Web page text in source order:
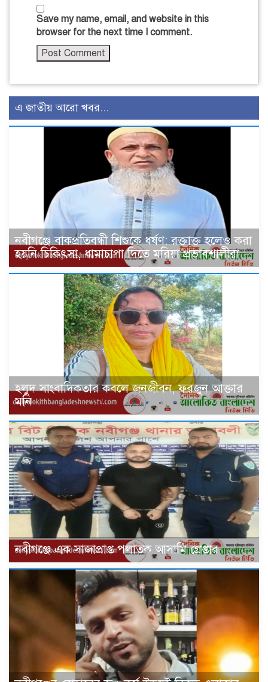
Save my name, email, and website in this
browser for the next time I comment.
এ জাতীয় আরো খবর...
নবীগঞ্জে বাকপ্রতিবন্ধী শিশুকে ধর্ষণ: রক্তাক্ত হলেও করা
হয়নি চিকিৎসা, ধামাচাপা দিতে মরিয়া প্রভাবশালীরা
হলুদ সাংবাদিকতার কবলে জনজীবন, ফরজুন আক্তার
মনি
‎নবীগঞ্জে এক সাজাপ্রাপ্ত পলাতক আসামি গ্রেপ্তার